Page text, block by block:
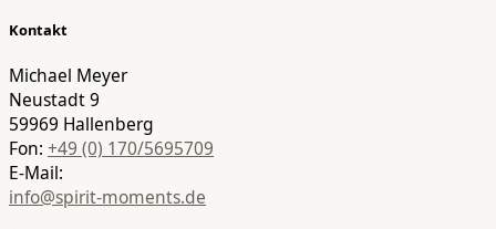
Kontakt
Michael Meyer
Neustadt 9
59969 Hallenberg
Fon: +49 (0) 170/5695709
E-Mail:
info@spirit-moments.de